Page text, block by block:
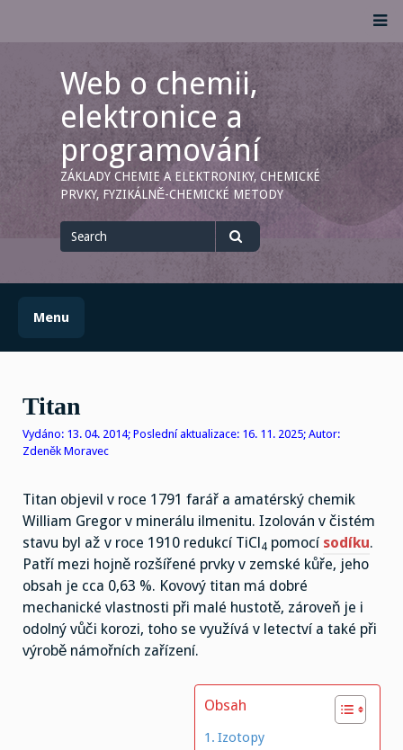
Web o chemii,
elektronice a
programování
ZÁKLADY CHEMIE A ELEKTRONIKY, CHEMICKÉ
PRVKY, FYZIKÁLNĚ-CHEMICKÉ METODY
for
Menu
Titan
Vydáno: 13. 04. 2014; Poslední aktualizace: 16. 11. 2025; Autor:
Zdeněk Moravec
Titan objevil v roce 1791 farář a amatérský chemik
William Gregor v minerálu ilmenitu. Izolován v čistém
stavu byl až v roce 1910 redukcí TiCl4 pomocí sodíku.
Patří mezi hojně rozšířené prvky v zemské kůře, jeho
obsah je cca 0,63 %. Kovový titan má dobré
mechanické vlastnosti při malé hustotě, zároveň je i
odolný vůči korozi, toho se využívá v letectví a také při
výrobě námořních zařízení.
Obsah
Izotopy